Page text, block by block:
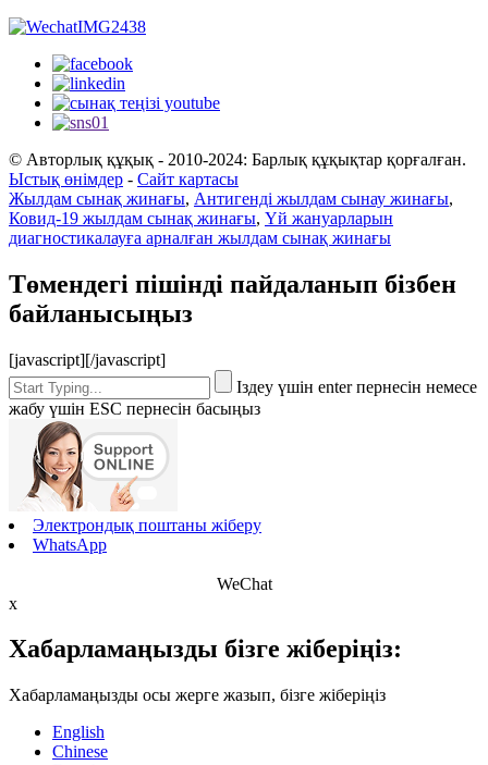
© Авторлық құқық - 2010-2024: Барлық құқықтар қорғалған.
Ыстық өнімдер - Сайт картасы
Жылдам сынақ жинағы, Антигенді жылдам сынау жинағы,
Ковид-19 жылдам сынақ жинағы, Үй жануарларын
диагностикалауға арналған жылдам сынақ жинағы
Төмендегі пішінді пайдаланып бізбен
байланысыңыз
[javascript][/javascript]
Іздеу үшін enter пернесін немесе
жабу үшін ESC пернесін басыңыз
Электрондық поштаны жіберу
WhatsApp
WeChat
x
Хабарламаңызды бізге жіберіңіз:
Хабарламаңызды осы жерге жазып, бізге жіберіңіз
English
Chinese